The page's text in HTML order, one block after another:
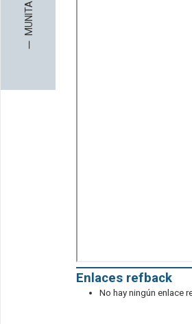
─
MUNITA
Enlaces refback
No hay ningún enlace